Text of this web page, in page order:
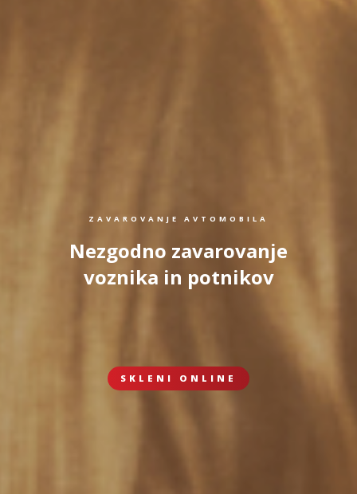
ZAVAROVANJE AVTOMOBILA
Nezgodno zavarovanje
voznika in potnikov
SKLENI ONLINE